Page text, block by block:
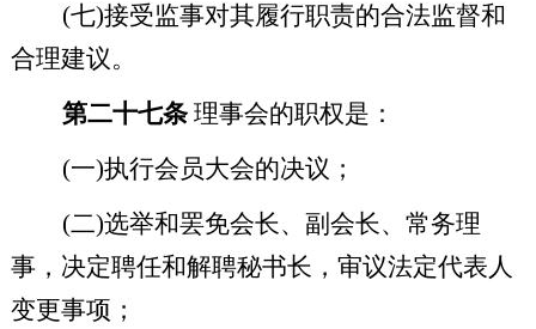
(七)接受监事对其履行职责的合法监督和
合理建议。
第二十七条理事会的职权是：
(一)执行会员大会的决议；
(二)选举和罢免会长、副会长、常务理
事，决定聘任和解聘秘书长，审议法定代表人
变更事项；